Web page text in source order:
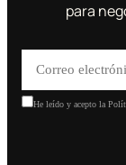
para